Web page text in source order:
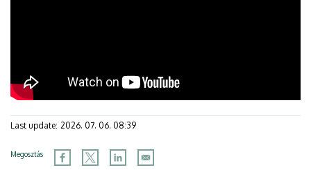
Last update: 2026. 07. 06. 08:39
Megosztás